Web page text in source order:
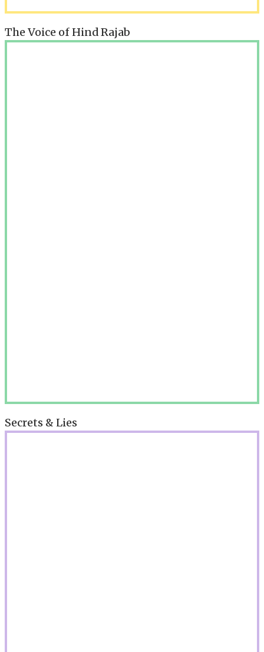
The Voice of Hind Rajab
Secrets & Lies